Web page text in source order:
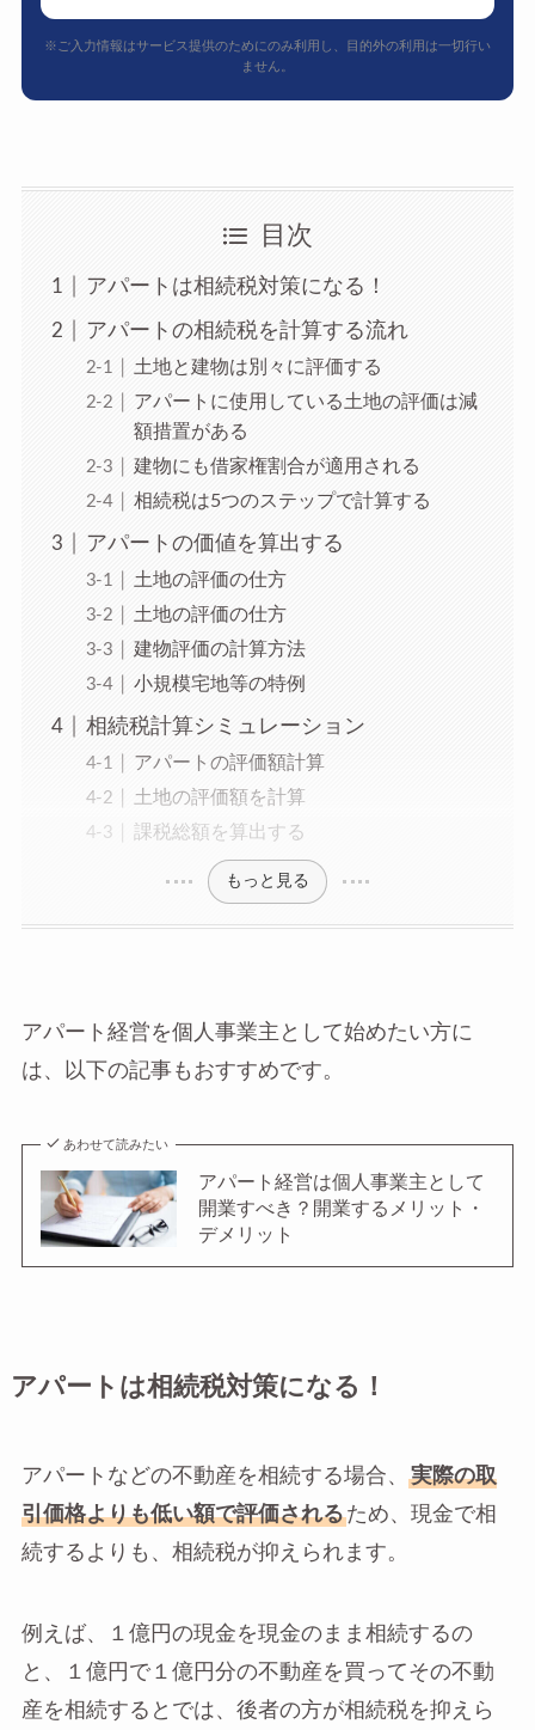
※ご入力情報はサービス提供のためにのみ利用し、目的外の利用は一切行い
ません。
目次
アパートは相続税対策になる！
アパートの相続税を計算する流れ
土地と建物は別々に評価する
アパートに使用している土地の評価は減
額措置がある
建物にも借家権割合が適用される
相続税は5つのステップで計算する
アパートの価値を算出する
土地の評価の仕方
土地の評価の仕方
建物評価の計算方法
小規模宅地等の特例
相続税計算シミュレーション
アパートの評価額計算
土地の評価額を計算
課税総額を算出する
もっと見る
アパート経営を個人事業主として始めたい方に
は、以下の記事もおすすめです。
あわせて読みたい
アパート経営は個人事業主として
開業すべき？開業するメリット・
デメリット
アパートは相続税対策になる！
アパートなどの不動産を相続する場合、
実際の取
引価格よりも低い額で評価されるため、現金で相
続するよりも、相続税が抑えられます。
例えば、１億円の現金を現金のまま相続するの
と、１億円で１億円分の不動産を買ってその不動
産を相続するとでは、後者の方が相続税を抑えら